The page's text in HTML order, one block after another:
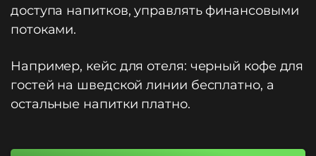
доступа напитков, управлять финансовыми
потоками.
Например, кейс для отеля: черный кофе для
гостей на шведской линии бесплатно, а
остальные напитки платно.